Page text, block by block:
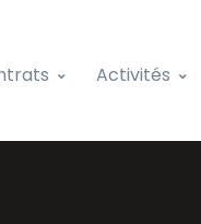
Activités